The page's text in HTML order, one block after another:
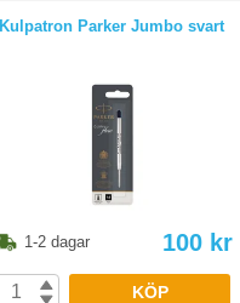
Kulpatron Parker Jumbo svart
1-2 dagar 100 kr
KÖP